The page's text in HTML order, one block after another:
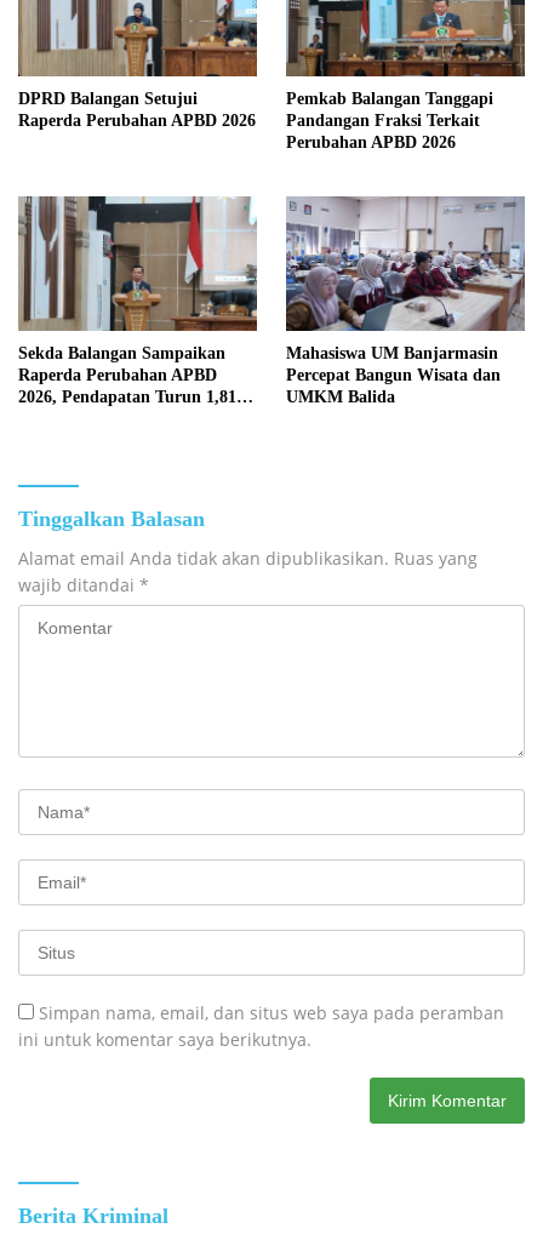
DPRD Balangan Setujui
Raperda Perubahan APBD 2026
Pemkab Balangan Tanggapi
Pandangan Fraksi Terkait
Perubahan APBD 2026
Sekda Balangan Sampaikan
Raperda Perubahan APBD
2026, Pendapatan Turun 1,81
Mahasiswa UM Banjarmasin
Percepat Bangun Wisata dan
UMKM Balida
Tinggalkan Balasan
Alamat email Anda tidak akan dipublikasikan. Ruas yang
wajib ditandai *
Simpan nama, email, dan situs web saya pada peramban
ini untuk komentar saya berikutnya.
Berita Kriminal